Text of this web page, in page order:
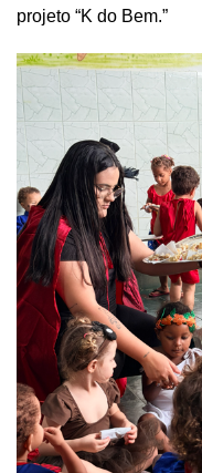
projeto “K do Bem.”